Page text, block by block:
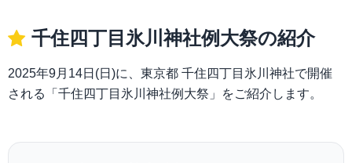
千住四丁目氷川神社例大祭の紹介
2025年9月14日(日)に、東京都 千住四丁目氷川神社で開催
される「千住四丁目氷川神社例大祭」をご紹介します。